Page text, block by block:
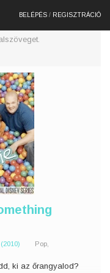
BELÉPÉS / REGISZTRÁCIÓ
Pop,
ki az őrangyalod?